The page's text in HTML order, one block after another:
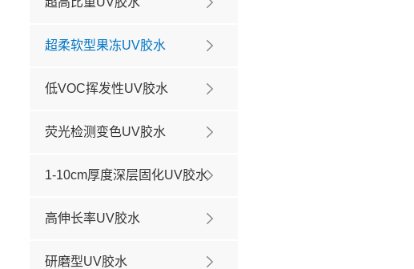
超柔软型果冻UV胶水
低VOC挥发性UV胶水
荧光检测变色UV胶水
1-10cm厚度深层固化UV胶水
高伸长率UV胶水
研磨型UV胶水